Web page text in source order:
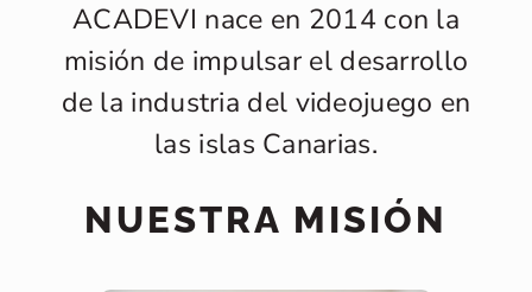
ACADEVI nace en 2014 con la
misión de impulsar el desarrollo
de la industria del videojuego en
las islas Canarias.
NUESTRA MISIÓN